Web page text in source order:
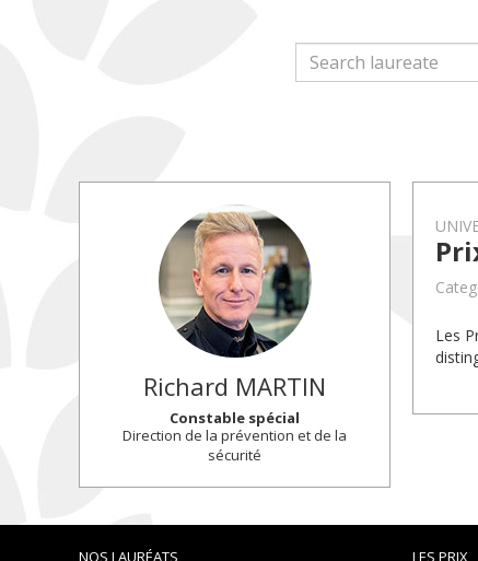
Richard MARTIN
Constable spécial
Direction de la prévention et de la
sécurité
Les
NOS LAURÉATS LES PRIX